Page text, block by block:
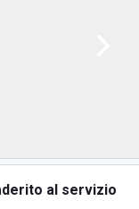
al servizio